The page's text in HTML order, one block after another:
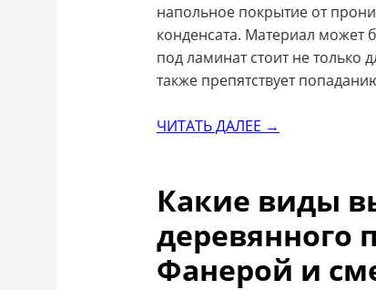
напольное покрытие от
конденсата. Материал
под ламинат стоит не только
также препятствует
ЧИТАТЬ ДАЛЕЕ →
Какие виды
деревянного
Фанерой и